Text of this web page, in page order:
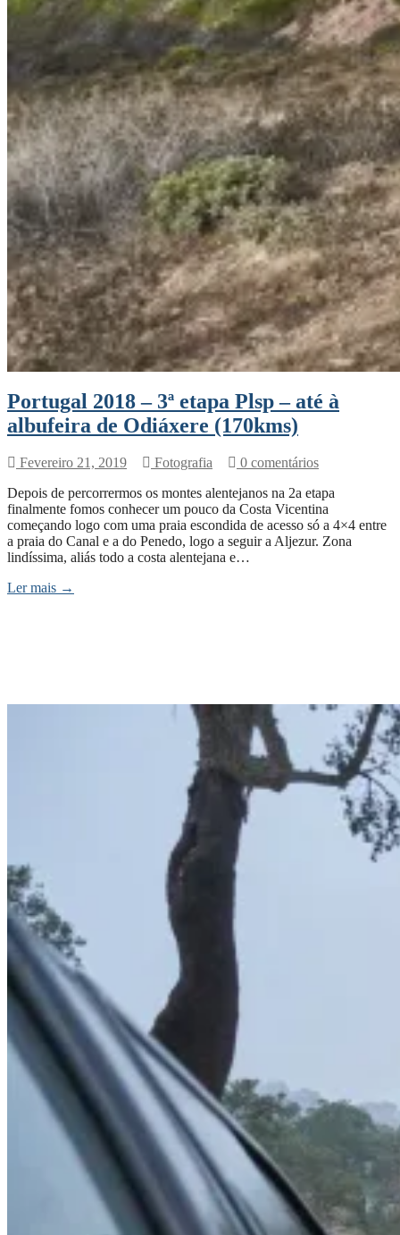
Portugal 2018 – 3ª etapa Plsp – até à
albufeira de Odiáxere (170kms)
Fevereiro 21, 2019 Fotografia
0 comentários
Depois de percorrermos os montes alentejanos na 2a etapa
finalmente fomos conhecer um pouco da Costa Vicentina
começando logo com uma praia escondida de acesso só a 4×4 entre
a praia do Canal e a do Penedo, logo a seguir a Aljezur. Zona
lindíssima, aliás todo a costa alentejana e…
Ler mais →